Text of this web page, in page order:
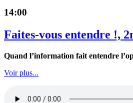
14:00
Faites-vous entendre !,
Quand l’information fait entendre
Voir plus...